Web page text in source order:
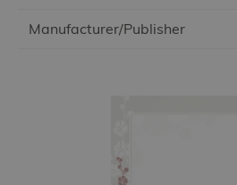
Manufacturer/Publisher